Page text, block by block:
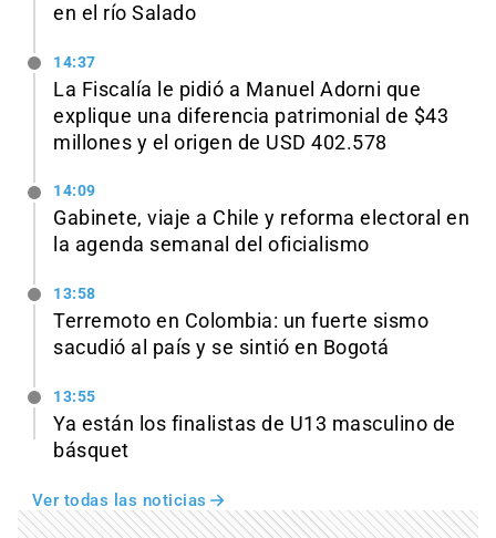
en el río Salado
14:37
La Fiscalía le pidió a Manuel Adorni que
explique una diferencia patrimonial de $43
millones y el origen de USD 402.578
14:09
Gabinete, viaje a Chile y reforma electoral en
la agenda semanal del oficialismo
13:58
Terremoto en Colombia: un fuerte sismo
sacudió al país y se sintió en Bogotá
13:55
Ya están los finalistas de U13 masculino de
básquet
Ver todas las noticias